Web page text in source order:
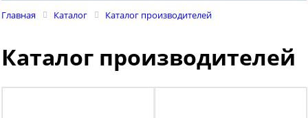
Главная Каталог Каталог производителей
Каталог производителей